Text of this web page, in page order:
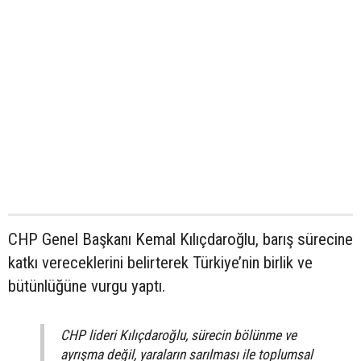
CHP Genel Başkanı Kemal Kılıçdaroğlu, barış sürecine
katkı vereceklerini belirterek Türkiye’nin birlik ve
bütünlüğüne vurgu yaptı.
CHP lideri Kılıçdaroğlu, sürecin bölünme ve
ayrışma değil, yaraların sarılması ile toplumsal